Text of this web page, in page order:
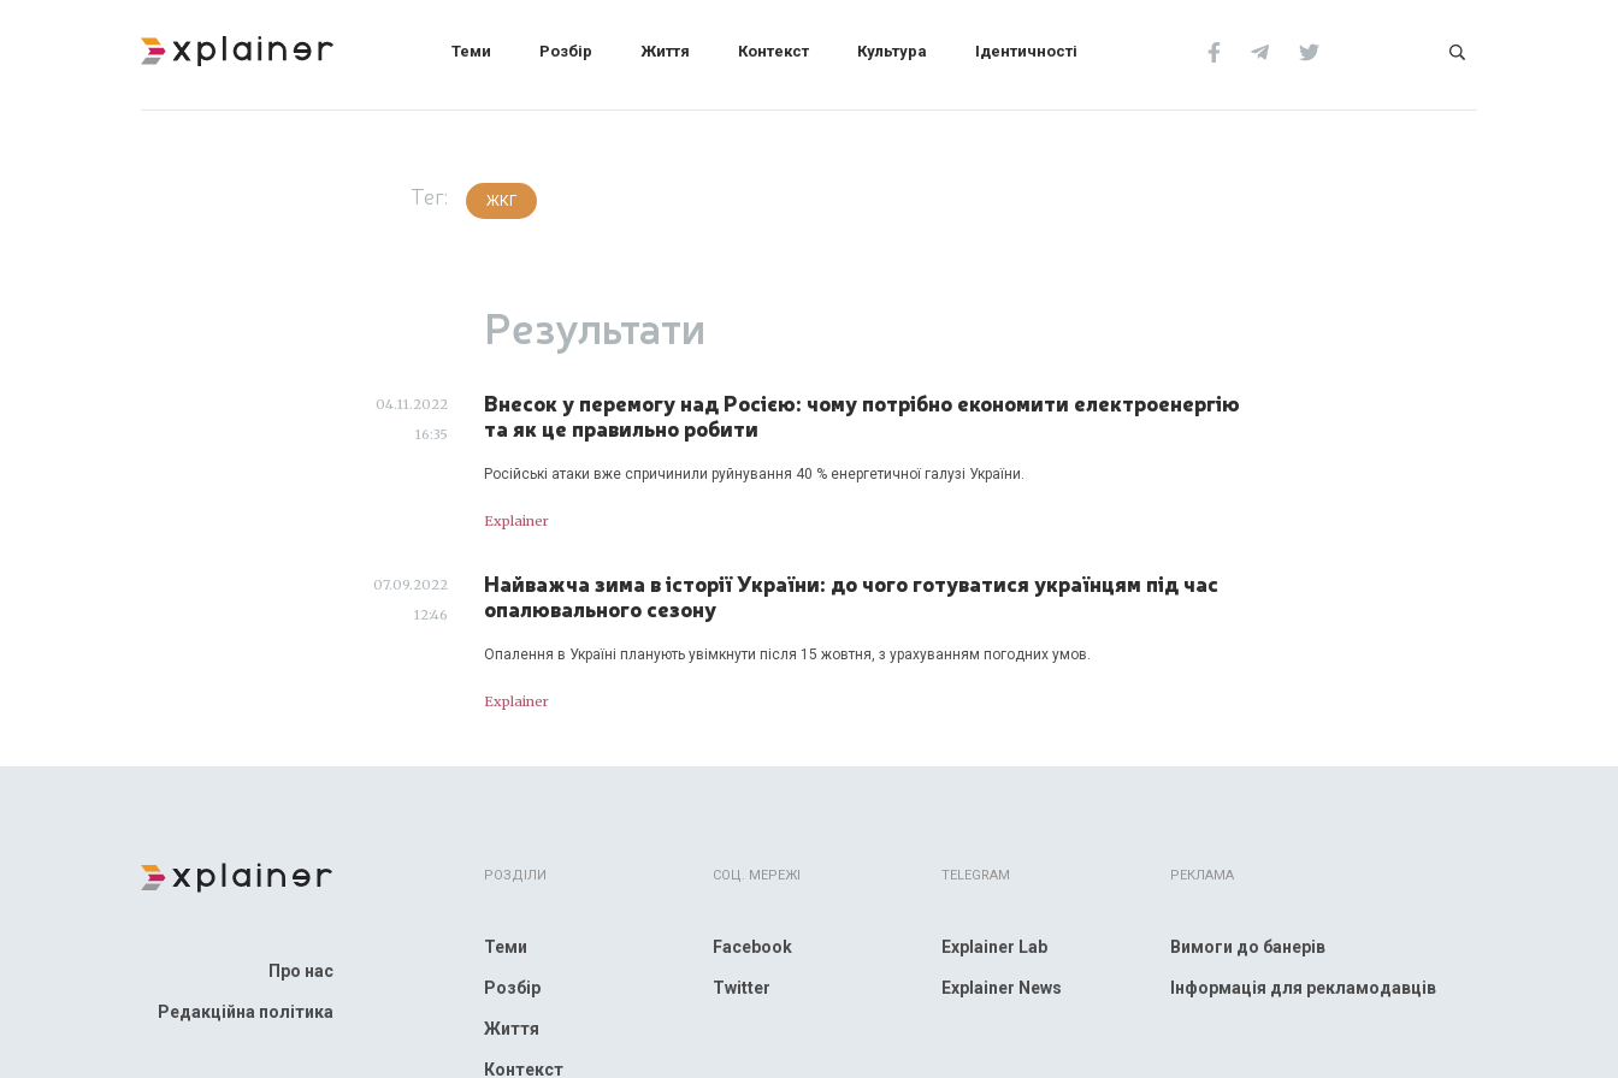
Теми Розбір Життя Контекст Культура Ідентичності
Тег: ЖКГ
Результати
04.11.2022
16:35
Внесок у перемогу над Росією: чому потрібно економити електроенергію
та як це правильно робити
Російські атаки вже спричинили руйнування 40 % енергетичної галузі України.
Explainer
07.09.2022
12:46
Найважча зима в історії України: до чого готуватися українцям під час
опалювального сезону
Опалення в Україні планують увімкнути після 15 жовтня, з урахуванням погодних умов.
Explainer
РОЗДІЛИ СОЦ. МЕРЕЖІ TELEGRAM РЕКЛАМА
Про нас
Редакційна політика
Теми
Розбір
Життя
Контекст
Facebook
Twitter
Explainer Lab
Explainer News
Вимоги до банерів
Інформація для рекламодавців